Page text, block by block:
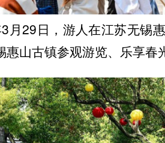
月29日，游人在江苏无锡
山古镇参观游览、乐享春